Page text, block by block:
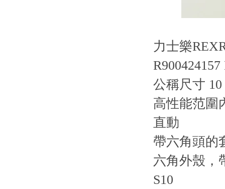
力士樂
公稱尺寸
高性能范圍
直動
帶六角頭的
六角外殼，
S10